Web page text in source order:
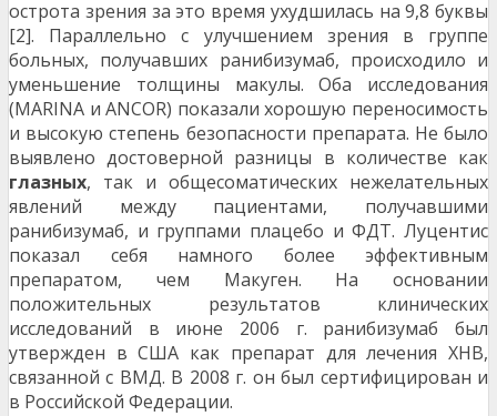
острота зрения за это время ухудшилась на 9,8 буквы
[2]. Параллельно с улучшением зрения в группе
больных, получавших ранибизумаб, происходило и
уменьшение толщины макулы. Оба исследования
(MARINA и ANCOR) показали хорошую переносимость
и высокую степень безопасности препарата. Не было
выявлено достоверной разницы в количестве как
глазных, так и общесоматических нежелательных
явлений между пациентами, получавшими
ранибизумаб, и группами плацебо и ФДТ. Луцентис
показал себя намного более эффективным
препаратом, чем Макуген. На основании
положительных результатов клинических
исследований в июне 2006 г. ранибизумаб был
утвержден в США как препарат для лечения ХНВ,
связанной с ВМД. В 2008 г. он был сертифицирован и
в Российской Федерации.